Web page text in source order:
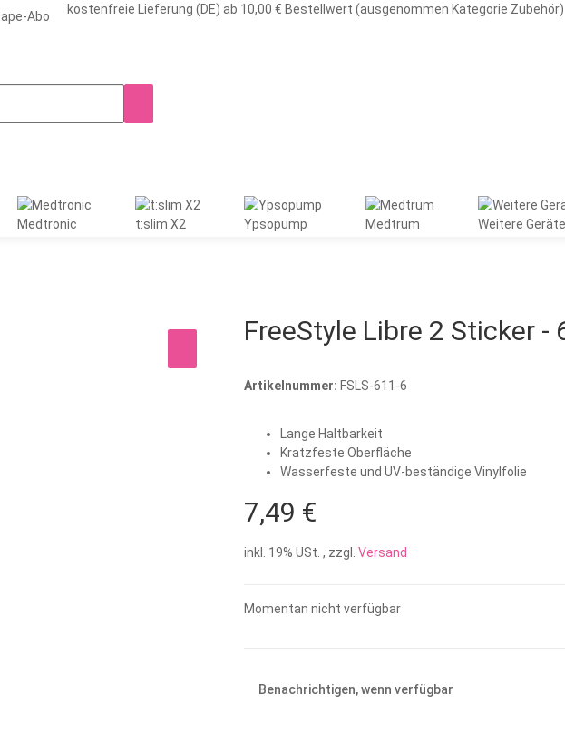
Abo kostenfreie Lieferung (DE) ab 10,00 € Bestellwert (ausgenommen Kategorie Zubehör)
Medtronic t:slim X2 Ypsopump Medtrum Weitere Geräte
FreeStyle Libre 2 Sticker -
Artikelnummer: FSLS-611-6
Lange Haltbarkeit
Kratzfeste Oberfläche
Wasserfeste und UV-beständige Vinylfolie
7,49 €
inkl. 19% USt. , zzgl. Versand
Momentan nicht verfügbar
Benachrichtigen, wenn verfügbar